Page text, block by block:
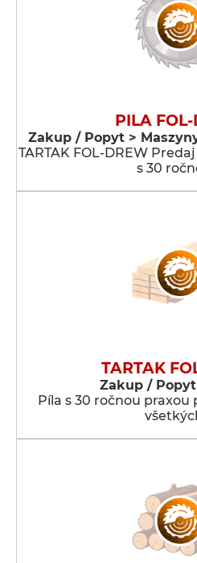
PILA
Zakup / Popyt >
TARTAK FOL-DREW
s 30
TARTAK
Zakup / Popyt
Píla s 30 ročnou